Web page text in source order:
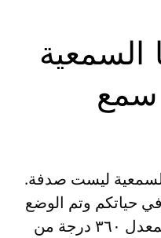
السمعية
سمع
السمعية ليست صدفة.
حياتكم وتم الوضع
في الحسبان الرؤية الكاملة بمعدل ٣٦٠ درجة من